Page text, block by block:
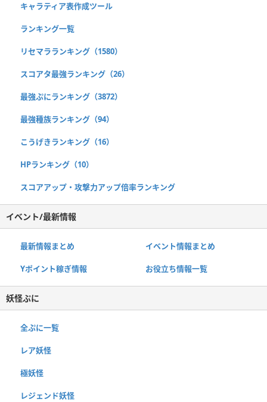
キャラティア表作成ツール
ランキング一覧
リセマラランキング（1580）
スコアタ最強ランキング（26）
最強ぷにランキング（3872）
最強種族ランキング（94）
こうげきランキング（16）
HPランキング（10）
スコアアップ・攻撃力アップ倍率ランキング
イベント/最新情報
最新情報まとめ イベント情報まとめ
Yポイント稼ぎ情報 お役立ち情報一覧
妖怪ぷに
全ぷに一覧
レア妖怪
極妖怪
レジェンド妖怪